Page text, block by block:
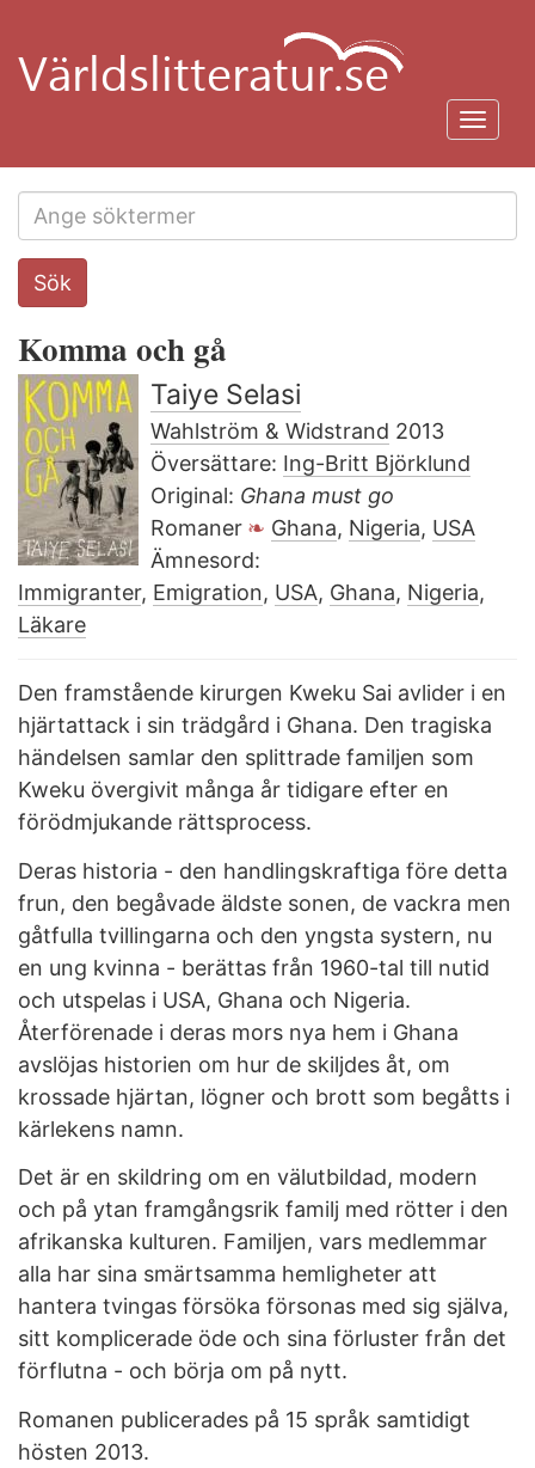
huvudinnehåll
Search
this
Sök
Komma och gå
Taiye Selasi
Wahlström & Widstrand 2013
Översättare: Ing-Britt Björklund
Original: Ghana must go
Romaner
Ghana, Nigeria, USA
Ämnesord:
Immigranter, Emigration, USA, Ghana, Nigeria,
Läkare
Den framstående kirurgen Kweku Sai avlider i en
hjärtattack i sin trädgård i Ghana. Den tragiska
händelsen samlar den splittrade familjen som
Kweku övergivit många år tidigare efter en
förödmjukande rättsprocess.
Deras historia - den handlingskraftiga före detta
frun, den begåvade äldste sonen, de vackra men
gåtfulla tvillingarna och den yngsta systern, nu
en ung kvinna - berättas från 1960-tal till nutid
och utspelas i USA, Ghana och Nigeria.
Återförenade i deras mors nya hem i Ghana
avslöjas historien om hur de skiljdes åt, om
krossade hjärtan, lögner och brott som begåtts i
kärlekens namn.
Det är en skildring om en välutbildad, modern
och på ytan framgångsrik familj med rötter i den
afrikanska kulturen. Familjen, vars medlemmar
alla har sina smärtsamma hemligheter att
hantera tvingas försöka försonas med sig själva,
sitt komplicerade öde och sina förluster från det
förflutna - och börja om på nytt.
Romanen publicerades på 15 språk samtidigt
hösten 2013.